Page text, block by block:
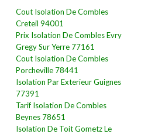
Cout Isolation De Combles
Creteil 94001
Prix Isolation De Combles Evry
Gregy Sur Yerre 77161
Cout Isolation De Combles
Porcheville 78441
Isolation Par Exterieur Guignes
77391
Tarif Isolation De Combles
Beynes 78651
Isolation De Toit Gometz Le